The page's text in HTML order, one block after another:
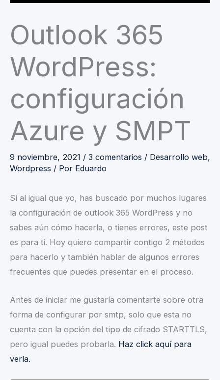
Outlook 365
WordPress:
configuración
Azure y SMPT
9 noviembre, 2021 / 3 comentarios / Desarrollo web,
Wordpress / Por Eduardo
Sí al igual que yo, has buscado por muchos lugares
la configuración de outlook 365 WordPress y no
sabes aún cómo hacerla, o tienes errores, este post
es para ti. Hoy quiero compartir contigo 2 métodos
para hacerlo y también hablar de algunos errores
frecuentes que puedes presentar en el proceso.
Antes de iniciar me gustaría comentarte sobre otra
forma de configurar por smtp, solo que esta no
cuenta con la opción del tipo de cifrado STARTTLS,
pero igual puedes probarla. Haz click aquí para
verla.